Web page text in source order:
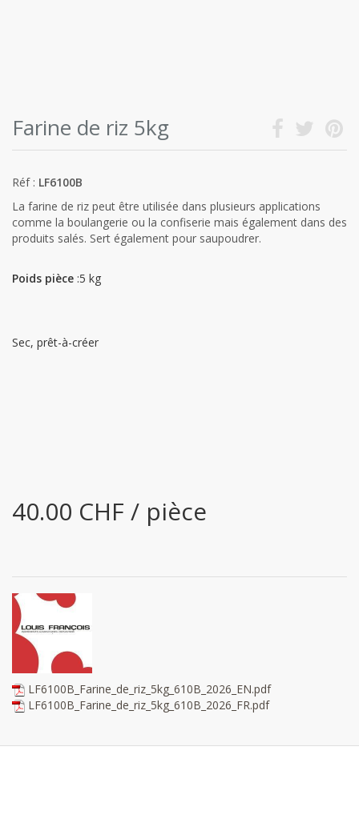
Farine de riz 5kg
Réf : LF6100B
La farine de riz peut être utilisée dans plusieurs applications
comme la boulangerie ou la confiserie mais également dans des
produits salés. Sert également pour saupoudrer.
Poids pièce :5 kg
Sec, prêt-à-créer
40.00 CHF / pièce
LF6100B_Farine_de_riz_5kg_610B_2026_EN.pdf
LF6100B_Farine_de_riz_5kg_610B_2026_FR.pdf